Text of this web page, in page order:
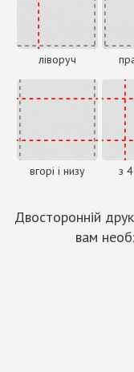
ліворуч
вгорі і низу з
Двосторонній
вам